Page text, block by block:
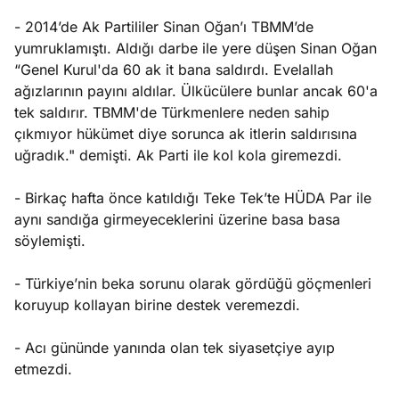
stok
caiz
Köşe
Yazıları
Spor
Yazıları
- 2014’de Ak Partililer Sinan Oğan’ı TBMM’de
yumruklamıştı. Aldığı darbe ile yere düşen Sinan Oğan
“Genel Kurul'da 60 ak it bana saldırdı. Evelallah
ağızlarının payını aldılar. Ülkücülere bunlar ancak 60'a
tek saldırır. TBMM'de Türkmenlere neden sahip
çıkmıyor hükümet diye sorunca ak itlerin saldırısına
uğradık." demişti. Ak Parti ile kol kola giremezdi.
- Birkaç hafta önce katıldığı Teke Tek’te HÜDA Par ile
aynı sandığa girmeyeceklerini üzerine basa basa
söylemişti.
- Türkiye’nin beka sorunu olarak gördüğü göçmenleri
koruyup kollayan birine destek veremezdi.
- Acı gününde yanında olan tek siyasetçiye ayıp
etmezdi.